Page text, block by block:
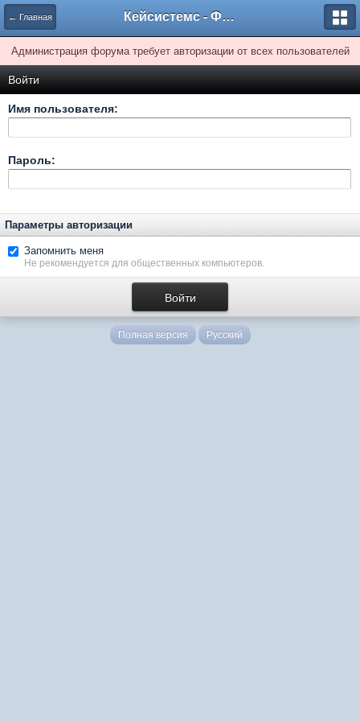
← Главная Кейсистемс - Форумы
Администрация форума требует авторизации от всех пользователей
Войти
Имя пользователя:
Пароль:
Параметры авторизации
Запомнить меня
Не рекомендуется для общественных компьютеров.
Полная версия Русский